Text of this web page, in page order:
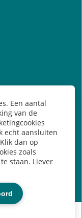
Een aantal
van de
echt aansluiten
dan op
zoals
staan. Liever